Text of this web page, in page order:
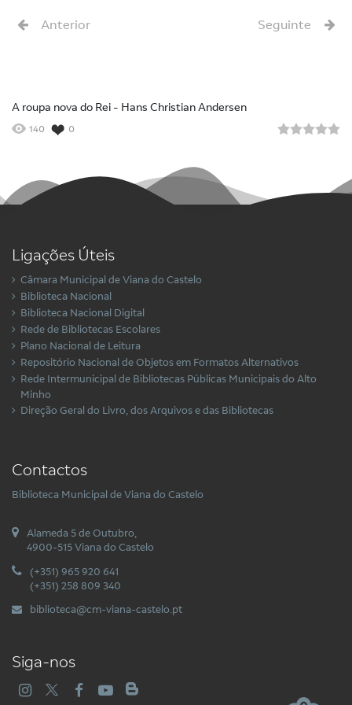
Anterior Seguinte
A roupa nova do Rei - Hans Christian Andersen
140 0
Ligações Úteis
Câmara Municipal de Viana do Castelo
Biblioteca Nacional
Biblioteca Nacional Digital
Rede de Bibliotecas Escolares
Plano Nacional de Leitura
Repositório Nacional de Objetos em Formatos Alternativos
Rede Intermunicipal de Bibliotecas Públicas Municipais do Alto
Minho
Direção Geral do Livro, dos Arquivos e das Bibliotecas
Contactos
Biblioteca Municipal de Viana do Castelo
Alameda 5 de Outubro,
4900-515 Viana do Castelo
(+351) 965 920 641
(+351) 258 809 340
biblioteca@cm-viana-castelo.pt
Siga-nos